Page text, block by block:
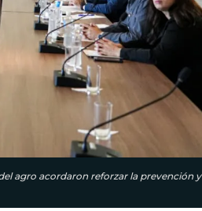
agro acordaron reforzar la prevención y